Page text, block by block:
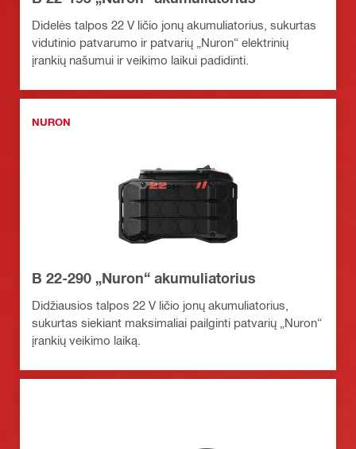
Didelės talpos 22 V ličio jonų akumuliatorius, sukurtas
vidutinio patvarumo ir patvarių „Nuron“ elektrinių
įrankių našumui ir veikimo laikui padidinti.
NURON
B 22-290 „Nuron“ akumuliatorius
Didžiausios talpos 22 V ličio jonų akumuliatorius,
sukurtas siekiant maksimaliai pailginti patvarių „Nuron“
įrankių veikimo laiką.